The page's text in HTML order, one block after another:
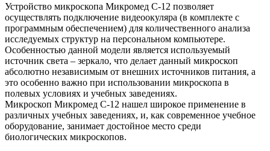
Устройство микроскопа Микромед С-12 позволяет
осуществлять подключение видеоокуляра (в комплекте с
программным обеспечением) для количественного анализа
исследуемых структур на персональном компьютере.
Особенностью данной модели является используемый
источник света – зеркало, что делает данный микроскоп
абсолютно независимым от внешних источников питания, а
это особенно важно при использовании микроскопа в
полевых условиях и учебных заведениях.
Микроскоп Микромед С-12 нашел широкое применение в
различных учебных заведениях, и, как современное учебное
оборудование, занимает достойное место среди
биологических микроскопов.